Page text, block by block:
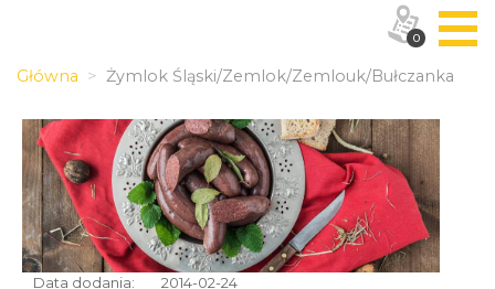
Główna Żymlok Śląski/zemlok/zemlouk/bułczanka
Data dodania: 2014-02-24
0